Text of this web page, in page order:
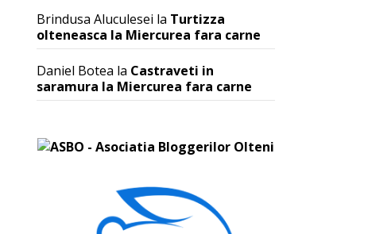
Brindusa Aluculesei la Turtizza
olteneasca la Miercurea fara carne
Daniel Botea la Castraveti in
saramura la Miercurea fara carne